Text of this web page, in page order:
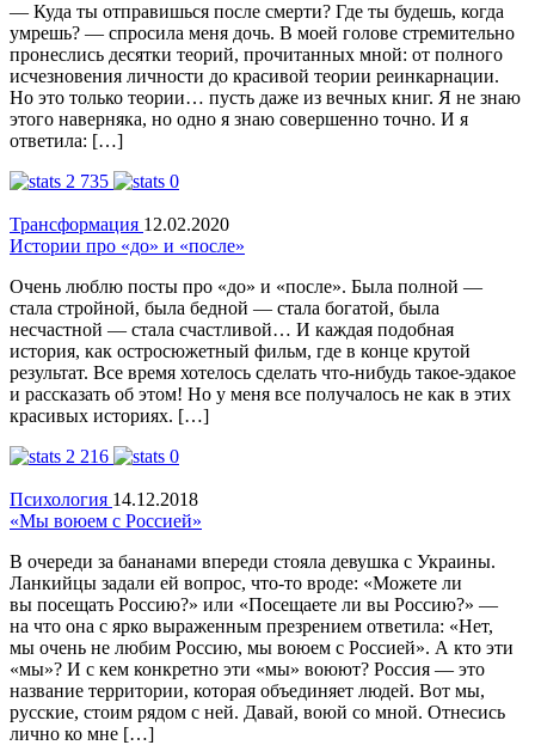
— Куда ты отправишься после смерти? Где ты будешь, когда
умрешь? — спросила меня дочь. В моей голове стремительно
пронеслись десятки теорий, прочитанных мной: от полного
исчезновения личности до красивой теории реинкарнации.
Но это только теории… пусть даже из вечных книг. Я не знаю
этого наверняка, но одно я знаю совершенно точно. И я
ответила: […]
2 735
0
Трансформация 12.02.2020
Истории про «до» и «после»
Очень люблю посты про «до» и «после». Была полной —
стала стройной, была бедной — стала богатой, была
несчастной — стала счастливой… И каждая подобная
история, как остросюжетный фильм, где в конце крутой
результат. Все время хотелось сделать что-нибудь такое-эдакое
и рассказать об этом! Но у меня все получалось не как в этих
красивых историях. […]
2 216
0
Психология 14.12.2018
«Мы воюем с Россией»
В очереди за бананами впереди стояла девушка с Украины.
Ланкийцы задали ей вопрос, что-то вроде: «Можете ли
вы посещать Россию?» или «Посещаете ли вы Россию?» —
на что она с ярко выраженным презрением ответила: «Нет,
мы очень не любим Россию, мы воюем с Россией». А кто эти
«мы»? И с кем конкретно эти «мы» воюют? Россия — это
название территории, которая объединяет людей. Вот мы,
русские, стоим рядом с ней. Давай, воюй со мной. Отнесись
лично ко мне […]